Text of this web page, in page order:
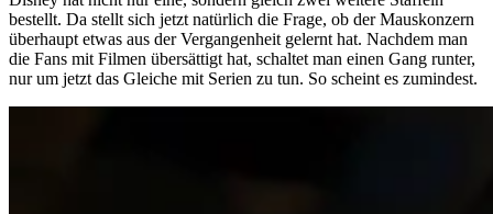
bestellt. Da stellt sich jetzt natürlich die Frage, ob der Mauskonzern
überhaupt etwas aus der Vergangenheit gelernt hat. Nachdem man
die Fans mit Filmen übersättigt hat, schaltet man einen Gang runter,
nur um jetzt das Gleiche mit Serien zu tun. So scheint es zumindest.